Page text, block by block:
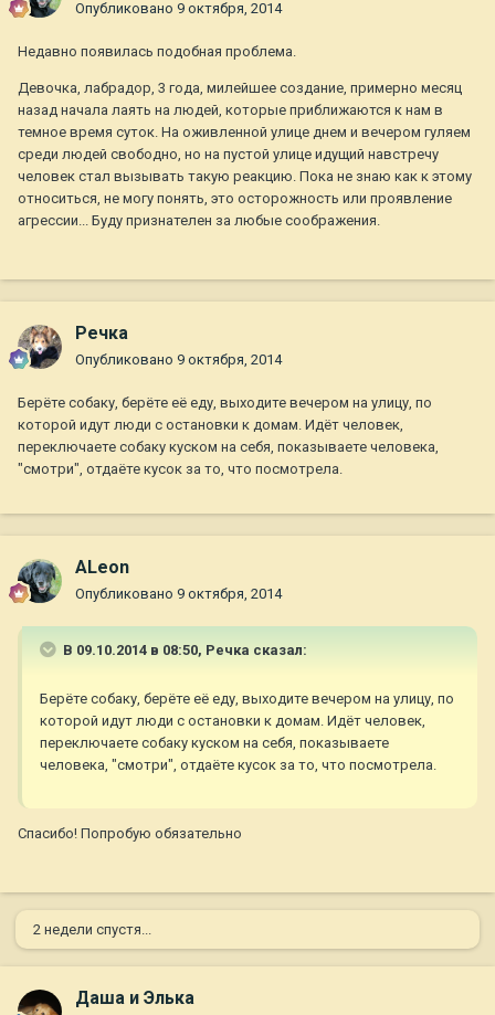
Опубликовано 9 октября, 2014
Недавно появилась подобная проблема.
Девочка, лабрадор, 3 года, милейшее создание, примерно месяц
назад начала лаять на людей, которые приближаются к нам в
темное время суток. На оживленной улице днем и вечером гуляем
среди людей свободно, но на пустой улице идущий навстречу
человек стал вызывать такую реакцию. Пока не знаю как к этому
относиться, не могу понять, это осторожность или проявление
агрессии... Буду признателен за любые соображения.
Речка
Опубликовано 9 октября, 2014
Берёте собаку, берёте её еду, выходите вечером на улицу, по
которой идут люди с остановки к домам. Идёт человек,
переключаете собаку куском на себя, показываете человека,
"смотри", отдаёте кусок за то, что посмотрела.
ALeon
Опубликовано 9 октября, 2014
В 09.10.2014 в 08:50, Речка сказал:
Берёте собаку, берёте её еду, выходите вечером на улицу, по
которой идут люди с остановки к домам. Идёт человек,
переключаете собаку куском на себя, показываете
человека, "смотри", отдаёте кусок за то, что посмотрела.
Спасибо! Попробую обязательно
2 недели спустя...
Даша и Элька